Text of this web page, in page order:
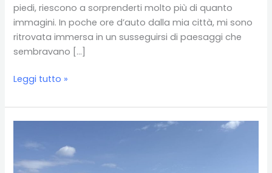
piedi, riescono a sorprenderti molto più di quanto
immagini. In poche ore d’auto dalla mia città, mi sono
ritrovata immersa in un susseguirsi di paesaggi che
sembravano […]
Slovenia
3
giorni:
gole,
Leggi tutto »